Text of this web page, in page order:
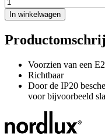
In winkelwagen
Voorzien van een
Richtbaar
Door de IP20
voor bijvoorbeeld